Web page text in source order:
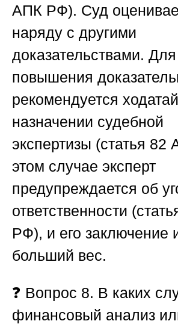
АПК РФ). Суд
наряду с другими
доказательствами. Для
повышения
рекомендуется
назначении судебной
экспертизы (статья
этом случае эксперт
предупреждается об
ответственности
РФ), и его заключение
больший вес.
❓ Вопрос 8. В каких
финансовый анализ